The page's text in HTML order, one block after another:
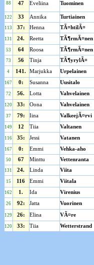
88 47 Eveliina Tuominen
122 33 Annika Turtiainen
113 37: Henna TÃ¤htilÃ¤
131 24. Reetta TÃ¶rmÃ¤nen
53 64 Roosa TÃ¶rmÃ¤nen
73 56 Tinja TÃ¶yrylÃ¤
4 141. Marjukka Urpelainen
167 0: Susanna Uusitalo
72 56. Lotta Vahvelainen
120 33: Oona Vahvelainen
37 79: Iina ValkeejÃ¤rvi
149 12 Tiia Valtanen
116 35: Jessi Vatanen
167 0: Emmi Vehka-aho
50 67 Minttu Vettenranta
131 24. Linda Viita
15 116 Emmi Viitala
162 1. Ida Virenius
26 92: Jatta Vuorinen
129 26: Elina VÃ¤re
120 33: Tiia Wetterstrand